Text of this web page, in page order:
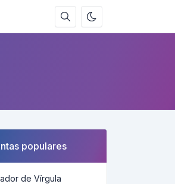
populares
de Vírgula